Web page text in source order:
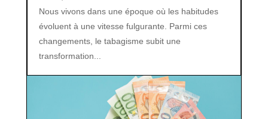
Nous vivons dans une époque où les habitudes
évoluent à une vitesse fulgurante. Parmi ces
changements, le tabagisme subit une
transformation...